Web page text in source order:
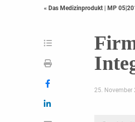
« Das Medizinprodukt | MP
25. November